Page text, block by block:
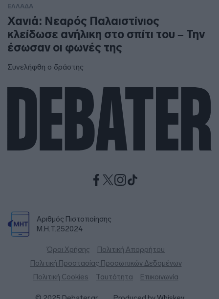
ΕΛΛΑΔΑ
Χανιά: Νεαρός Παλαιστίνιος
κλείδωσε ανήλικη στο σπίτι του – Την
έσωσαν οι φωνές της
Συνελήφθη ο δράστης
Αριθμός Πιστοποίησης
Μ.Η.Τ.252024
Όροι Χρήσης
Πολιτική Απορρήτου
Πολιτική Προστασίας Προσωπικών Δεδομένων
Πολιτική Cookies
Ταυτότητα Επικοινωνία